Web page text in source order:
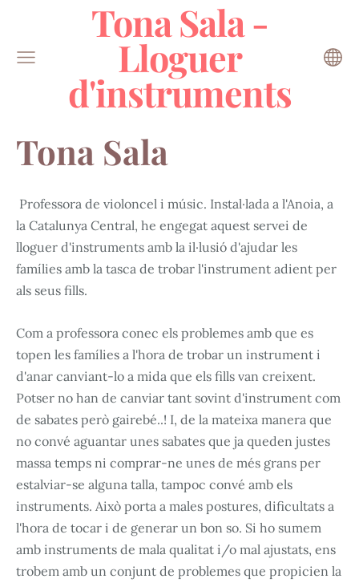
Tona Sala -
Lloguer
d'instruments
Tona Sala
Professora de violoncel i músic. Instal·lada a l'Anoia, a
la Catalunya Central, he engegat aquest servei de
lloguer d'instruments amb la il·lusió d'ajudar les
famílies amb la tasca de trobar l'instrument adient per
als seus fills.
Com a professora conec els problemes amb que es
topen les famílies a l'hora de trobar un instrument i
d'anar canviant-lo a mida que els fills van creixent.
Potser no han de canviar tant sovint d'instrument com
de sabates però gairebé..! I, de la mateixa manera que
no convé aguantar unes sabates que ja queden justes
massa temps ni comprar-ne unes de més grans per
estalviar-se alguna talla, tampoc convé amb els
instruments. Això porta a males postures, dificultats a
l'hora de tocar i de generar un bon so. Si ho sumem
amb instruments de mala qualitat i/o mal ajustats, ens
trobem amb un conjunt de problemes que propicien la